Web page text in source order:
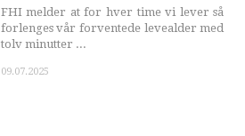
FHI melder at for hver time vi lever så
forlenges vår forventede levealder med
tolv minutter ...
09.07.2025